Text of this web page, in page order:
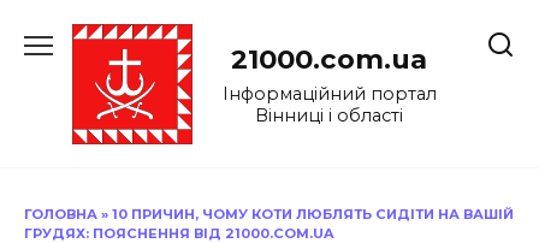
до
21000.com.ua
Інформаційний портал
Вінниці і області
ГОЛОВНА » 10 ПРИЧИН, ЧОМУ КОТИ ЛЮБЛЯТЬ СИДІТИ НА ВАШІЙ
ГРУДЯХ: ПОЯСНЕННЯ ВІД 21000.COM.UA